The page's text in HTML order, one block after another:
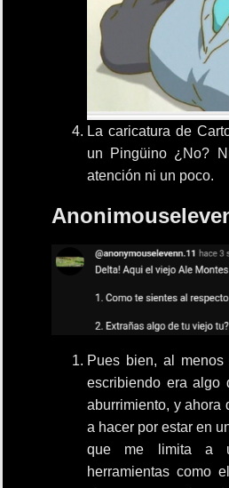
La caricatura de
un Pingüino ¿No?
atención ni un poco.
Pues bien, al
escribiendo era algo
aburrimiento, y ahora
a hacer por estar en
que me limita a
herramientas como